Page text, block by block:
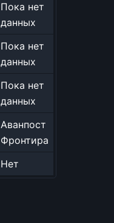
Пока нет
данных
Пока нет
данных
Пока нет
данных
Аванпост
Фронтира
Нет